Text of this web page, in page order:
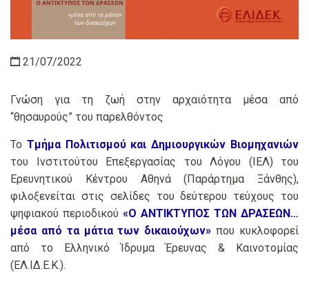
21/07/2022
Γνώση για τη ζωή στην αρχαιότητα μέσα από
“θησαυρούς” του παρελθόντος
Το Τμήμα Πολιτισμού και Δημιουργικών Βιομηχανιών
του Ινστιτούτου Επεξεργασίας του Λόγου (ΙΕΛ) του
Ερευνητικού Κέντρου Αθηνά (Παράρτημα Ξάνθης),
φιλοξενείται στις σελίδες του δεύτερου τεύχους του
ψηφιακού περιοδικού «Ο ΑΝΤΙΚΤΥΠΟΣ ΤΩΝ ΔΡΑΣΕΩΝ…
μέσα από τα μάτια των δικαιούχων» που κυκλοφορεί
από το Ελληνικό Ίδρυμα Έρευνας & Καινοτομίας
(ΕΛ.ΙΔ.Ε.Κ.).